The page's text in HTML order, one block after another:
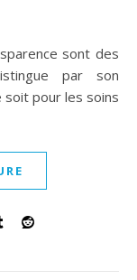
par son
soit pour les soins